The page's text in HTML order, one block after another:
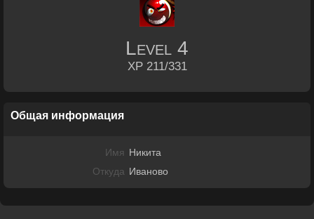
Level 4
XP 211/331
Общая информация
Имя Никита
Откуда Иваново